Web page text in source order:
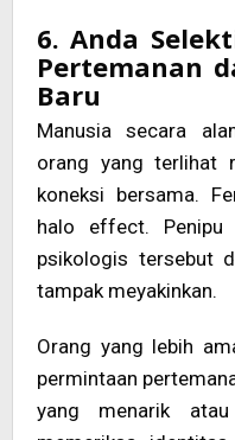
6. Anda
Pertemanan
Baru
Manusia secara
orang yang terlihat
koneksi bersama.
halo effect. Penipu
psikologis tersebut
tampak meyakinkan.
Orang yang lebih
permintaan
yang menarik